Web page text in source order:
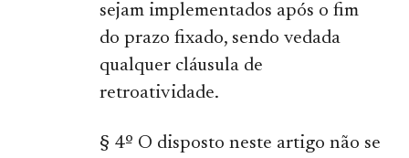
sejam implementados após o fim
do prazo fixado, sendo vedada
qualquer cláusula de
retroatividade.
§ 4º O disposto neste artigo não se